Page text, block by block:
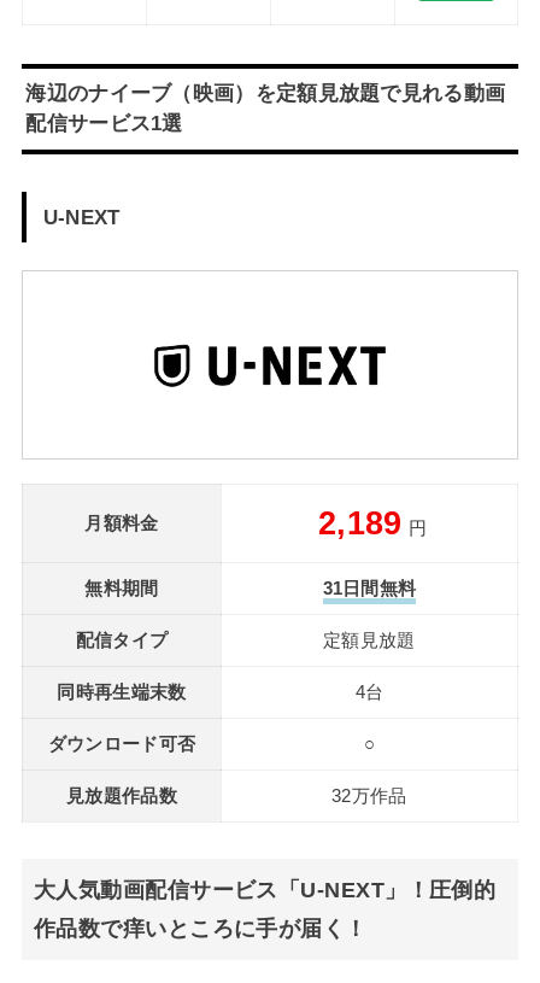
海辺のナイーブ（映画）を定額見放題で見れる動画
配信サービス1選
U-NEXT
月額料金 2,189 円
無料期間 31日間無料
配信タイプ 定額見放題
同時再生端末数 4台
ダウンロード可否 ○
見放題作品数 32万作品
大人気動画配信サービス「U-NEXT」！圧倒的
作品数で痒いところに手が届く！